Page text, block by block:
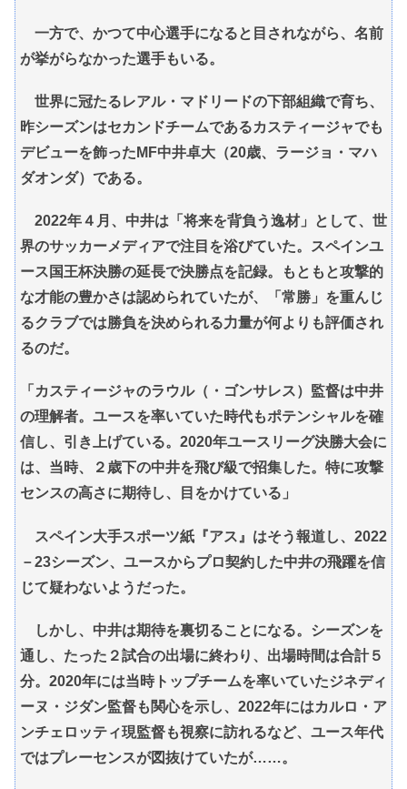
一方で、かつて中心選手になると目されながら、名前
が挙がらなかった選手もいる。
世界に冠たるレアル・マドリードの下部組織で育ち、
昨シーズンはセカンドチームであるカスティージャでも
デビューを飾ったMF中井卓大（20歳、ラージョ・マハ
ダオンダ）である。
2022年４月、中井は「将来を背負う逸材」として、世
界のサッカーメディアで注目を浴びていた。スペインユ
ース国王杯決勝の延長で決勝点を記録。もともと攻撃的
な才能の豊かさは認められていたが、「常勝」を重んじ
るクラブでは勝負を決められる力量が何よりも評価され
るのだ。
「カスティージャのラウル（・ゴンサレス）監督は中井
の理解者。ユースを率いていた時代もポテンシャルを確
信し、引き上げている。2020年ユースリーグ決勝大会に
は、当時、２歳下の中井を飛び級で招集した。特に攻撃
センスの高さに期待し、目をかけている」
スペイン大手スポーツ紙『アス』はそう報道し、2022
－23シーズン、ユースからプロ契約した中井の飛躍を信
じて疑わないようだった。
しかし、中井は期待を裏切ることになる。シーズンを
通し、たった２試合の出場に終わり、出場時間は合計５
分。2020年には当時トップチームを率いていたジネディ
ーヌ・ジダン監督も関心を示し、2022年にはカルロ・ア
ンチェロッティ現監督も視察に訪れるなど、ユース年代
ではプレーセンスが図抜けていたが……。